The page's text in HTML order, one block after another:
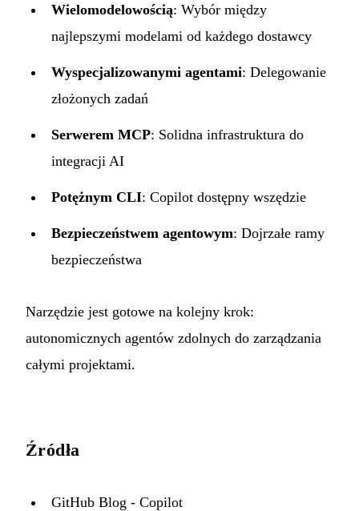
Wielomodelowością: Wybór między
najlepszymi modelami od każdego dostawcy
Wyspecjalizowanymi agentami: Delegowanie
złożonych zadań
Serwerem MCP: Solidna infrastruktura do
integracji AI
Potężnym CLI: Copilot dostępny wszędzie
Bezpieczeństwem agentowym: Dojrzałe ramy
bezpieczeństwa
Narzędzie jest gotowe na kolejny krok:
autonomicznych agentów zdolnych do zarządzania
całymi projektami.
Źródła
GitHub Blog - Copilot